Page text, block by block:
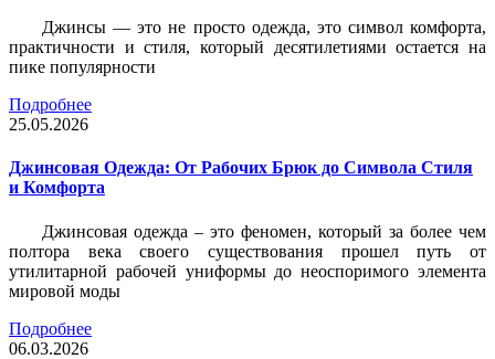
Джинсы — это не просто одежда, это символ комфорта,
практичности и стиля, который десятилетиями остается на
пике популярности
Подробнее
25.05.2026
Джинсовая Одежда: От Рабочих Брюк до Символа Стиля
и Комфорта
Джинсовая одежда – это феномен, который за более чем
полтора века своего существования прошел путь от
утилитарной рабочей униформы до неоспоримого элемента
мировой моды
Подробнее
06.03.2026